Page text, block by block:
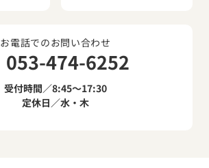
お電話でのお問い合わせ
053-474-6252
受付時間／8:45～17:30
定休日／水・木